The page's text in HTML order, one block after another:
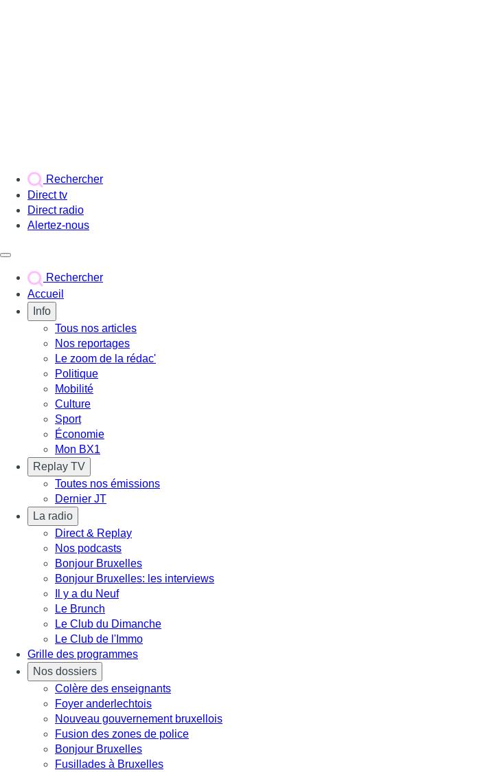
Rechercher
Direct tv
Direct radio
Alertez-nous
Rechercher
Accueil
Info
Tous nos articles
Nos reportages
Le zoom de la rédac'
Politique
Mobilité
Culture
Sport
Économie
Mon BX1
Replay TV
Toutes nos émissions
Dernier JT
La radio
Direct & Replay
Nos podcasts
Bonjour Bruxelles
Bonjour Bruxelles: les interviews
Il y a du Neuf
Le Brunch
Le Club du Dimanche
Le Club de l'Immo
Grille des programmes
Nos dossiers
Colère des enseignants
Foyer anderlechtois
Nouveau gouvernement bruxellois
Fusion des zones de police
Bonjour Bruxelles
Fusillades à Bruxelles